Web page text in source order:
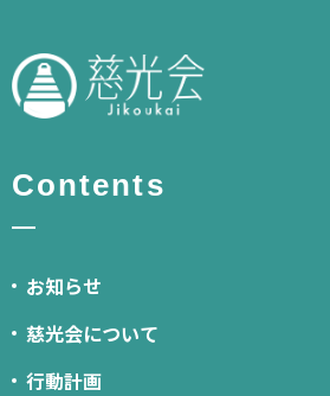
Contents
お知らせ
慈光会について
行動計画